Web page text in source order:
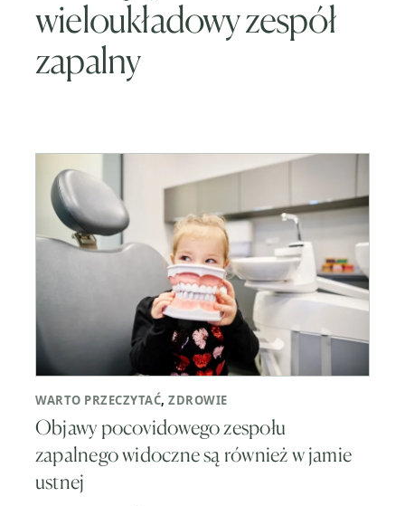
wieloukładowy zespół
zapalny
WARTO PRZECZYTAĆ,ZDROWIE
Objawy pocovidowego zespołu
zapalnego widoczne są również w jamie
ustnej